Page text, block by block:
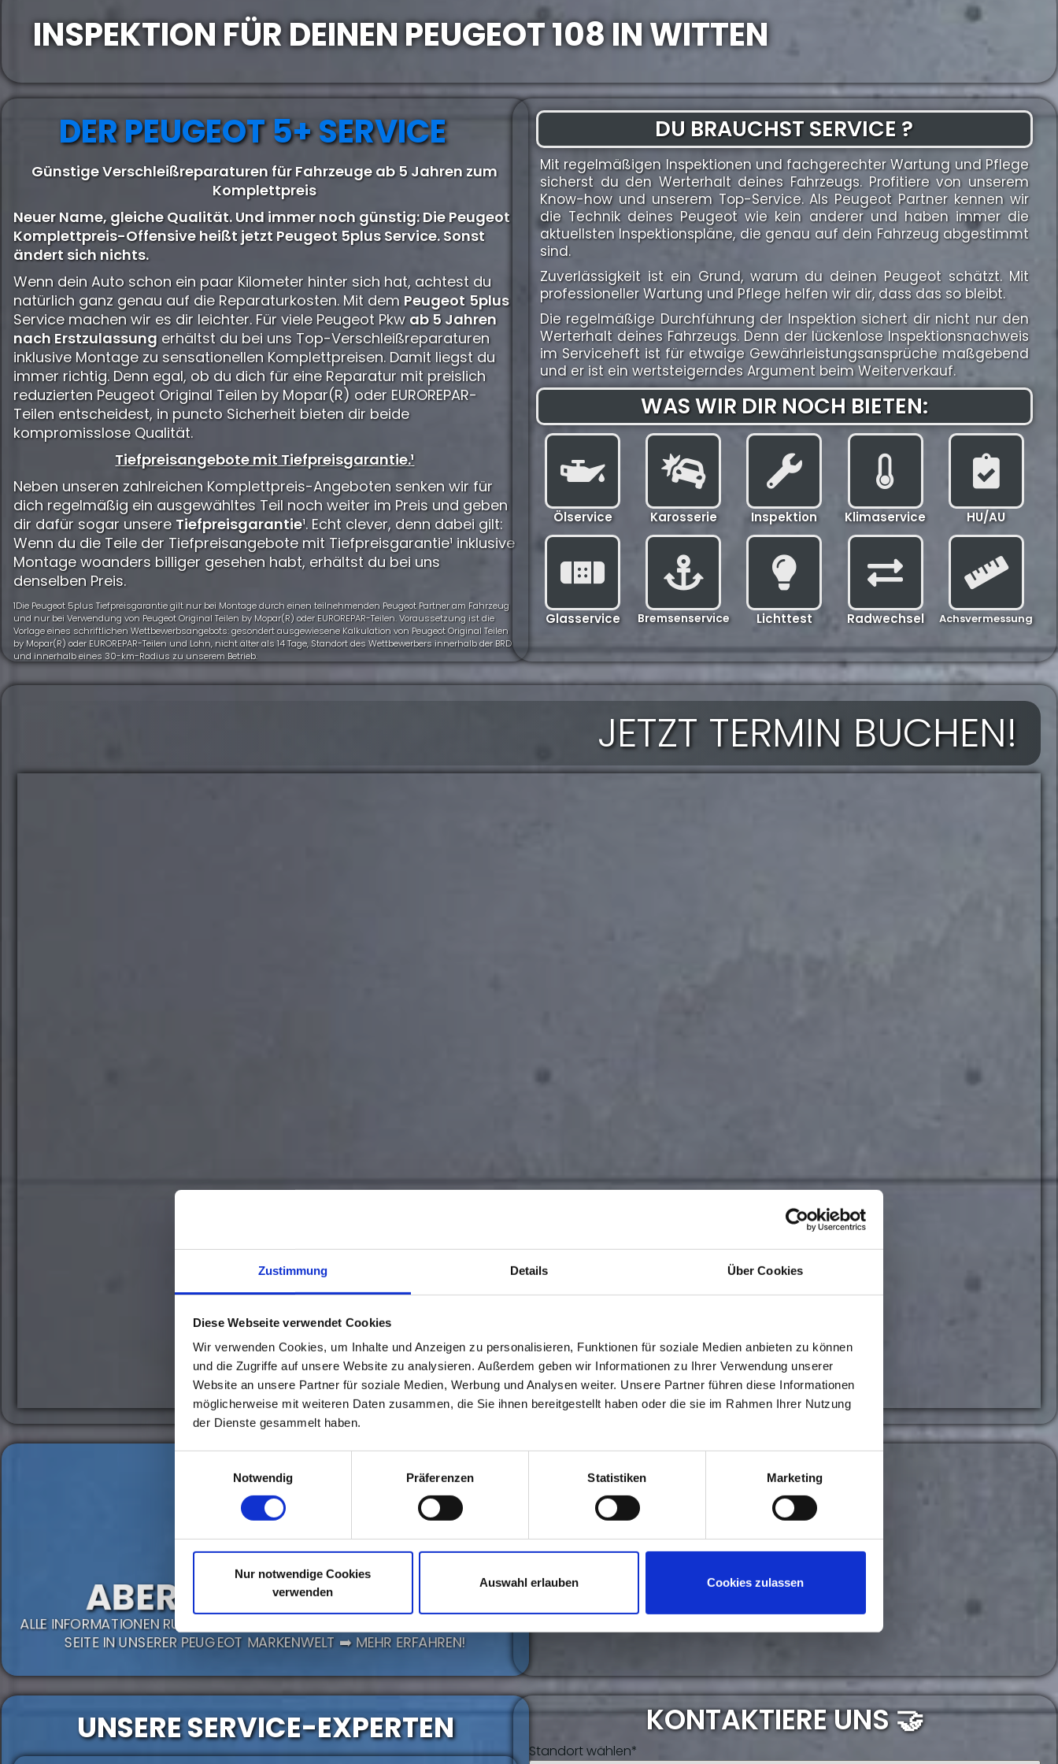
Zustimmung Details Über Cookies
Diese Webseite verwendet Cookies
Wir verwenden Cookies, um Inhalte und Anzeigen zu personalisieren, Funktionen für soziale Medien anbieten zu können
und die Zugriffe auf unsere Website zu analysieren. Außerdem geben wir Informationen zu Ihrer Verwendung unserer
Website an unsere Partner für soziale Medien, Werbung und Analysen weiter. Unsere Partner führen diese Informationen
möglicherweise mit weiteren Daten zusammen, die Sie ihnen bereitgestellt haben oder die sie im Rahmen Ihrer Nutzung
der Dienste gesammelt haben.
Notwendig
Präferenzen Statistiken Marketing
Nur notwendige Cookies
verwenden
Auswahl erlauben Cookies zulassen
INSPEKTION FÜR DEINEN PEUGEOT 108 IN WITTEN
DER PEUGEOT 5+ SERVICE
Günstige Verschleißreparaturen für Fahrzeuge ab 5 Jahren zum
Komplettpreis
Neuer Name, gleiche Qualität. Und immer noch günstig: Die Peugeot
Komplettpreis-Offensive heißt jetzt Peugeot 5plus Service. Sonst
ändert sich nichts.
Wenn dein Auto schon ein paar Kilometer hinter sich hat, achtest du
natürlich ganz genau auf die Reparaturkosten. Mit dem Peugeot 5plus
Service machen wir es dir leichter. Für viele Peugeot Pkw ab 5 Jahren
nach Erstzulassungerhältst du bei uns Top-Verschleißreparaturen
inklusive Montage zu sensationellen Komplettpreisen. Damit liegst du
immer richtig. Denn egal, ob du dich für eine Reparatur mit preislich
reduzierten Peugeot Original Teilen by Mopar(R) oder EUROREPAR-
Teilen entscheidest, in puncto Sicherheit bieten dir beide
kompromisslose Qualität.
Tiefpreisangebote mit Tiefpreisgarantie.¹
Neben unseren zahlreichen Komplettpreis-Angeboten senken wir für
dich regelmäßig ein ausgewähltes Teil noch weiter im Preis und geben
dir dafür sogar unsere Tiefpreisgarantie¹. Echt clever, denn dabei gilt:
Wenn du die Teile der Tiefpreisangebote mit Tiefpreisgarantie¹ inklusive
Montage woanders billiger gesehen habt, erhältst du bei uns
denselben Preis.
1Die Peugeot 5plus Tiefpreisgarantie gilt nur bei Montage durch einen teilnehmenden Peugeot Partner am Fahrzeug
und nur bei Verwendung von Peugeot Original Teilen by Mopar(R) oder EUROREPAR-Teilen. Voraussetzung ist die
Vorlage eines schriftlichen Wettbewerbsangebots: gesondert ausgewiesene Kalkulation von Peugeot Original Teilen
by Mopar(R) oder EUROREPAR-Teilen und Lohn, nicht älter als 14 Tage, Standort des Wettbewerbers innerhalb der BRD
und innerhalb eines 30-km-Radius zu unserem Betrieb.
DU BRAUCHST SERVICE ?
Mit regelmäßigen Inspektionen und fachgerechter Wartung und Pflege
sicherst du den Werterhalt deines Fahrzeugs. Profitiere von unserem
Know-how und unserem Top-Service. Als Peugeot Partner kennen wir
die Technik deines Peugeot wie kein anderer und haben immer die
aktuellsten Inspektionspläne, die genau auf dein Fahrzeug abgestimmt
sind.
Zuverlässigkeit ist ein Grund, warum du deinen Peugeot schätzt. Mit
professioneller Wartung und Pflege helfen wir dir, dass das so bleibt.
Die regelmäßige Durchführung der Inspektion sichert dir nicht nur den
Werterhalt deines Fahrzeugs. Denn der lückenlose Inspektionsnachweis
im Serviceheft ist für etwaige Gewährleistungsansprüche maßgebend
und er ist ein wertsteigerndes Argument beim Weiterverkauf.
WAS WIR DIR NOCH BIETEN:
Ölservice Karosserie Inspektion Klimaservice HU/AU
Glasservice Bremsenservice Lichttest Radwechsel Achsvermessung
JETZT TERMIN BUCHEN!
ABER WAS IST MIT..?
ALLE INFORMATIONEN RUND UM DEN PEUGEOT 108 GIBT ES AUF DER MODELL
SEITE IN UNSERER PEUGEOT MARKENWELT ➡️ MEHR ERFAHREN!
UNSERE SERVICE-EXPERTEN KONTAKTIERE UNS 🤝
Standort wählen*